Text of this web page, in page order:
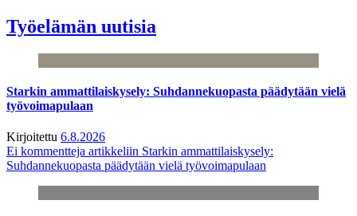
Työelämän uutisia
Starkin ammattilaiskysely: Suhdannekuopasta päädytään vielä
työvoimapulaan
Kirjoitettu 6.8.2026
Ei kommentteja artikkeliin Starkin ammattilaiskysely:
Suhdannekuopasta päädytään vielä työvoimapulaan